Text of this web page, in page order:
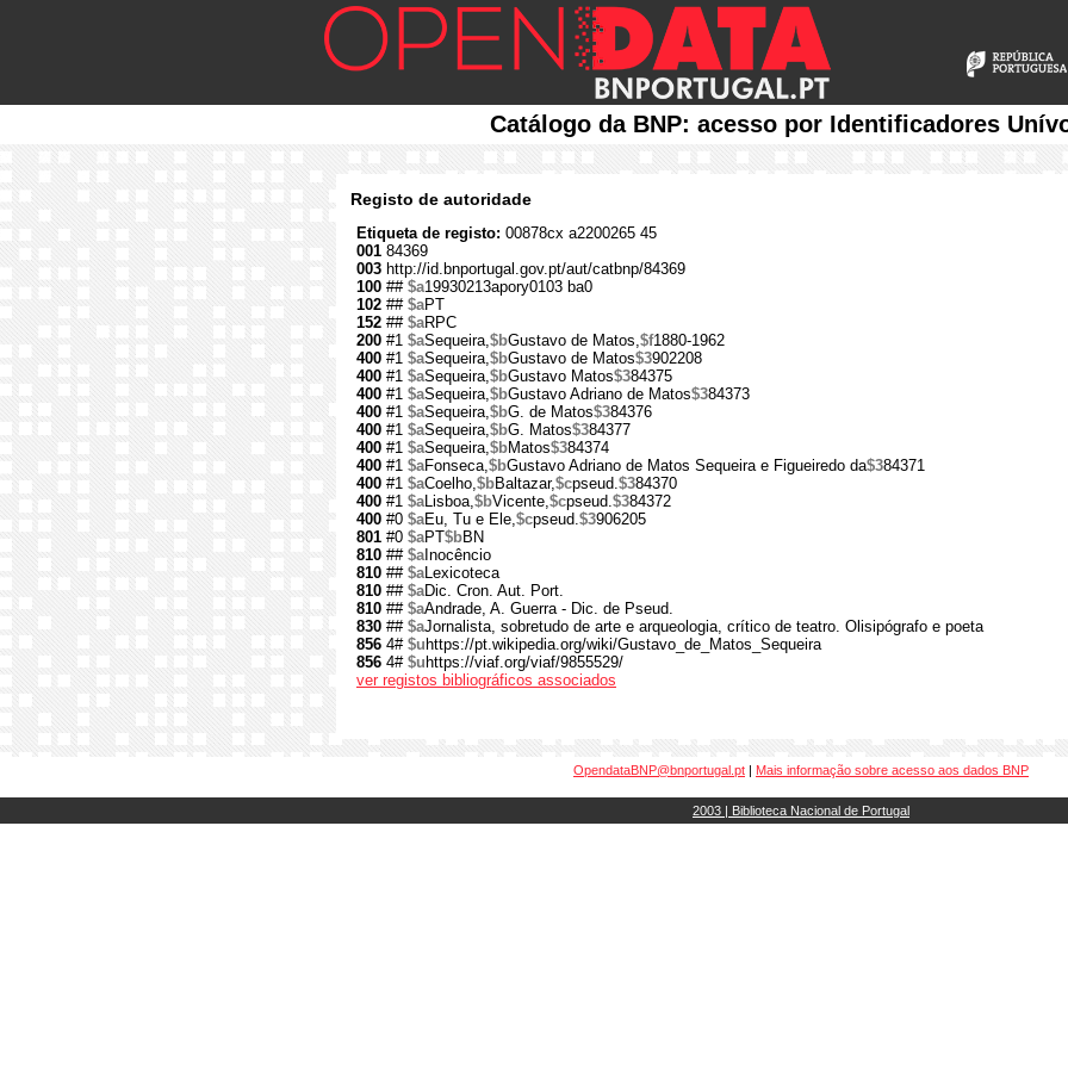
Catálogo da BNP: acesso por Identificadores
Registo de autoridade
Etiqueta de registo: 00878cx a2200265 45
001 84369
003 http://id.bnportugal.gov.pt/aut/catbnp/84369
100 ## $a19930213apory0103 ba0
102 ## $aPT
152 ## $aRPC
200 #1 $aSequeira,$bGustavo de Matos,$f1880-1962
400 #1 $aSequeira,$bGustavo de Matos$3902208
400 #1 $aSequeira,$bGustavo Matos$384375
400 #1 $aSequeira,$bGustavo Adriano de Matos$384373
400 #1 $aSequeira,$bG. de Matos$384376
400 #1 $aSequeira,$bG. Matos$384377
400 #1 $aSequeira,$bMatos$384374
400 #1 $aFonseca,$bGustavo Adriano de Matos Sequeira e Figueiredo da$384371
400 #1 $aCoelho,$bBaltazar,$cpseud.$384370
400 #1 $aLisboa,$bVicente,$cpseud.$384372
400 #0 $aEu, Tu e Ele,$cpseud.$3906205
801 #0 $aPT$bBN
810 ## $aInocêncio
810 ## $aLexicoteca
810 ## $aDic. Cron. Aut. Port.
810 ## $aAndrade, A. Guerra - Dic. de Pseud.
830 ## $aJornalista, sobretudo de arte e arqueologia, crítico de teatro. Olisipógrafo e poeta
856 4# $u https://pt.wikipedia.org/wiki/Gustavo_de_Matos_Sequeira
856 4# $u https://viaf.org/viaf/9855529/
ver registos bibliográficos associados
OpendataBNP@bnportugal.pt | Mais informação sobre acesso aos dados BNP
2003 | Biblioteca Nacional de Portugal